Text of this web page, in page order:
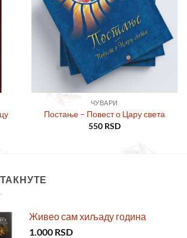
ЧУВАРИ
Постање – Повест о Цару света
550 RSD
Живео сам хиљаду година
1.000 RSD